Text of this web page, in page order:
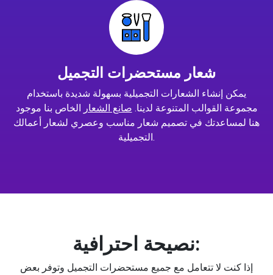
شعار مستحضرات التجميل
يمكن إنشاء الشعارات التجميلية بسهولة شديدة باستخدام
مجموعة القوالب المتنوعة لدينا. صانع الشعار الخاص بنا موجود
هنا لمساعدتك في تصميم شعار مناسب وعصري لشعار أعمالك
التجميلية.
نصيحة احترافية:
إذا كنت لا تتعامل مع جميع مستحضرات التجميل وتوفر بعض